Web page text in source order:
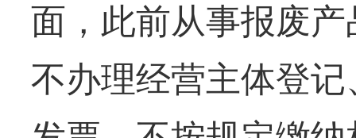
面，此前从事报废
不办理经营主体登